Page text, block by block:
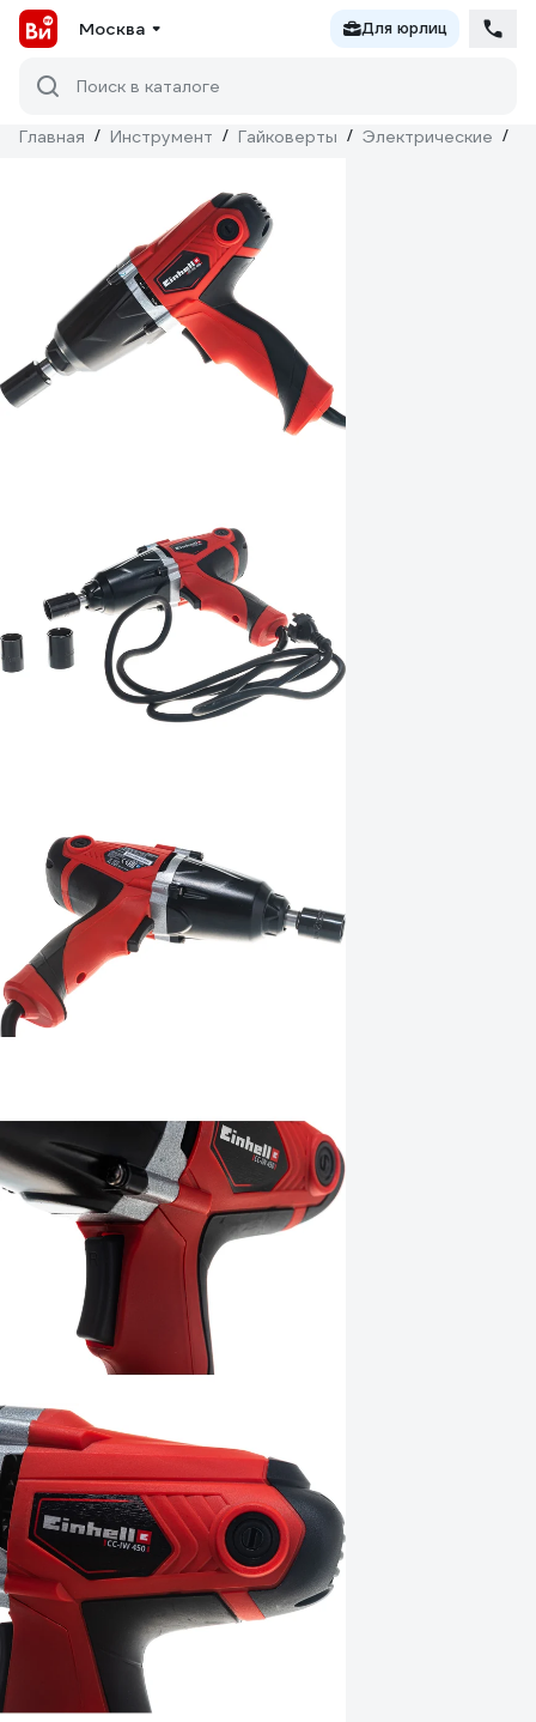
Москва Для юрлиц
Поиск в каталоге
Главная / Инструмент / Гайковерты / Электрические /